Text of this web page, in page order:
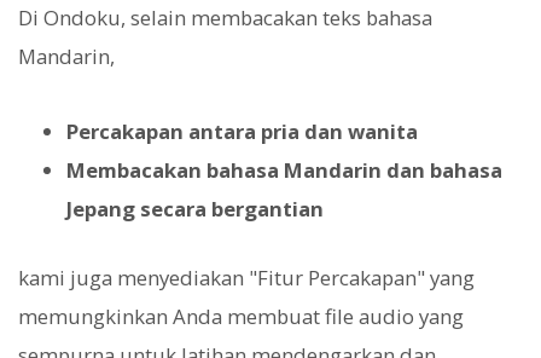
Di Ondoku, selain membacakan teks bahasa
Mandarin,
Percakapan antara pria dan wanita
Membacakan bahasa Mandarin dan bahasa
Jepang secara bergantian
kami juga menyediakan "Fitur Percakapan" yang
memungkinkan Anda membuat file audio yang